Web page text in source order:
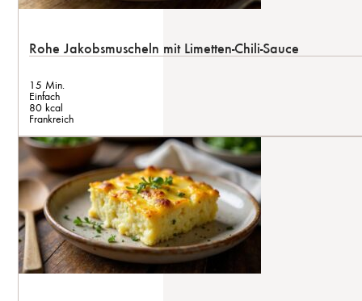
Rohe Jakobsmuscheln mit Limetten-Chili-Sauce
15 Min.
Einfach
80 kcal
Frankreich